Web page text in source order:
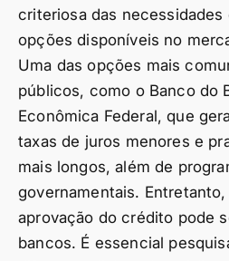
criteriosa das necessidades
opções disponíveis no
Uma das opções mais
públicos, como o Banco do
Econômica Federal, que
taxas de juros menores e
mais longos, além de
governamentais.
aprovação do crédito pode
bancos. É essencial